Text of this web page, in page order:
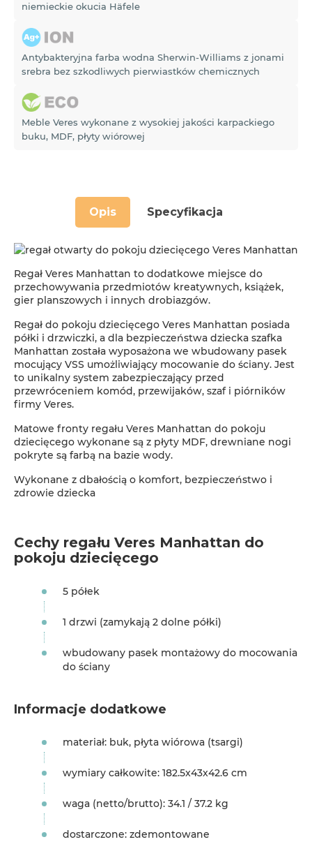
niemieckie okucia Häfele
Antybakteryjna farba wodna Sherwin-Williams z jonami
srebra bez szkodliwych pierwiastków chemicznych
Meble Veres wykonane z wysokiej jakości karpackiego
buku, MDF, płyty wiórowej
Opis Specyfikacja
Regał Veres Manhattan to dodatkowe miejsce do
przechowywania przedmiotów kreatywnych, książek,
gier planszowych i innych drobiazgów.
Regał do pokoju dziecięcego Veres Manhattan posiada
półki i drzwiczki, a dla bezpieczeństwa dziecka szafka
Manhattan została wyposażona we wbudowany pasek
mocujący VSS umożliwiający mocowanie do ściany. Jest
to unikalny system zabezpieczający przed
przewróceniem komód, przewijaków, szaf i piórników
firmy Veres.
Matowe fronty regału Veres Manhattan do pokoju
dziecięcego wykonane są z płyty MDF, drewniane nogi
pokryte są farbą na bazie wody.
Wykonane z dbałością o komfort, bezpieczeństwo i
zdrowie dziecka
Cechy regału Veres Manhattan do
pokoju dziecięcego
5 półek
1 drzwi (zamykają 2 dolne półki)
wbudowany pasek montażowy do mocowania
do ściany
Informacje dodatkowe
materiał: buk, płyta wiórowa (tsargi)
wymiary całkowite: 182.5x43x42.6 cm
waga (netto/brutto): 34.1 / 37.2 kg
dostarczone: zdemontowane